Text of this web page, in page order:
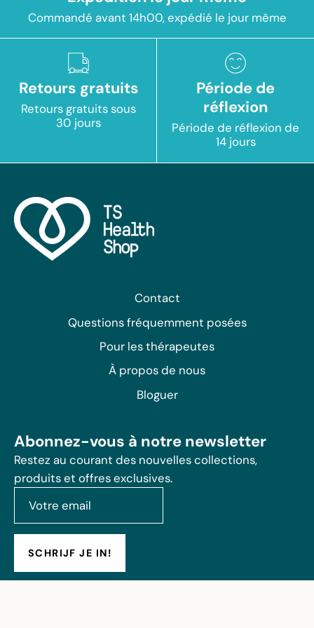
Commandé avant 14h00, expédié le jour même
Retours gratuits
Retours gratuits sous
30 jours
Période de
réflexion
Période de réflexion de
14 jours
Contact
Questions fréquemment posées
Pour les thérapeutes
À propos de nous
Bloguer
Abonnez-vous à notre newsletter
Restez au courant des nouvelles collections,
produits et offres exclusives.
SCHRIJF JE IN!